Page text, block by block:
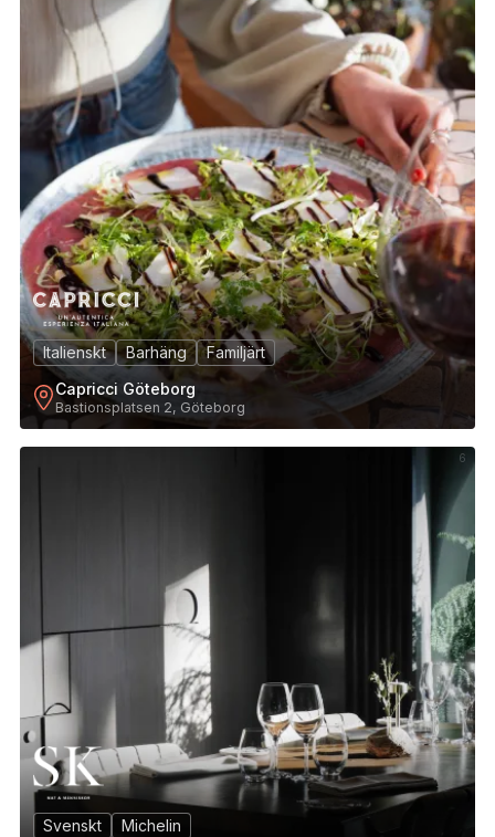
Italienskt Barhäng
Familjärt
Capricci Göteborg
Bastionsplatsen 2, Göteborg
6
Svenskt
Michelin